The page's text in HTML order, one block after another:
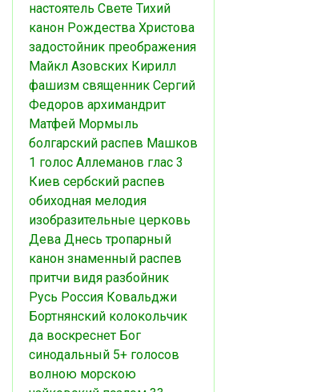
настоятель Свете Тихий
канон Рождества Христова
задостойник преображения
Майкл Азовских Кирилл
фашизм священник Сергий
Федоров архимандрит
Матфей Мормыль
болгарский распев Машков
1 голос Аллеманов глас 3
Киев сербский распев
обиходная мелодия
изобразительные церковь
Дева Днесь тропарный
канон знаменный распев
притчи видя разбойник
Русь Россия Ковальджи
Бортнянский колокольчик
да воскреснет Бог
синодальный 5+ голосов
волною морскою